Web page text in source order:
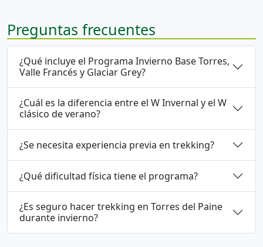
Preguntas frecuentes
¿Qué incluye el Programa Invierno Base Torres,
Valle Francés y Glaciar Grey?
¿Cuál es la diferencia entre el W Invernal y el W
clásico de verano?
¿Se necesita experiencia previa en trekking?
¿Qué dificultad física tiene el programa?
¿Es seguro hacer trekking en Torres del Paine
durante invierno?